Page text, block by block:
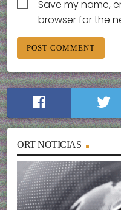
Save my name,
browser for the
ORT NOTICIAS